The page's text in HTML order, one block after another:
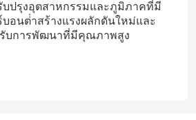
ปแตสเซียม
บปรุงอุตสาหกรรมและภูมิภาคที่มี
บอนต่ําสร้างแรงผลักดันใหม่และ
บการพัฒนาที่มีคุณภาพสูง